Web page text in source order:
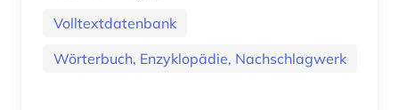
Volltextdatenbank
Wörterbuch, Enzyklopädie, Nachschlagwerk